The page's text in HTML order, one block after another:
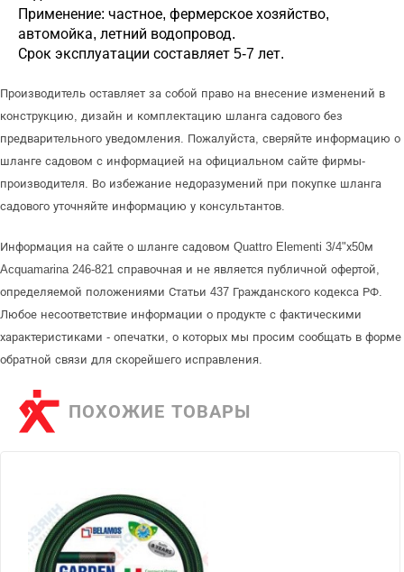
Применение: частное, фермерское хозяйство,
автомойка, летний водопровод.
Срок эксплуатации составляет 5-7 лет.
Производитель оставляет за собой право на внесение изменений в
конструкцию, дизайн и комплектацию шланга садового без
предварительного уведомления. Пожалуйста, сверяйте информацию о
шланге садовом с информацией на официальном сайте фирмы-
производителя. Во избежание недоразумений при покупке шланга
садового уточняйте информацию у консультантов.
Информация на сайте о шланге садовом Quattro Elementi 3/4"х50м
Acquamarina 246-821 справочная и не является публичной офертой,
определяемой положениями Статьи 437 Гражданского кодекса РФ.
Любое несоответствие информации о продукте с фактическими
характеристиками - опечатки, о которых мы просим сообщать в форме
обратной связи для скорейшего исправления.
ПОХОЖИЕ ТОВАРЫ